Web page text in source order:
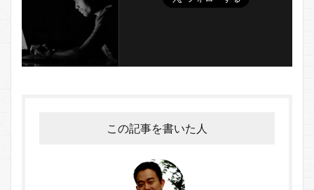
この記事を書いた人